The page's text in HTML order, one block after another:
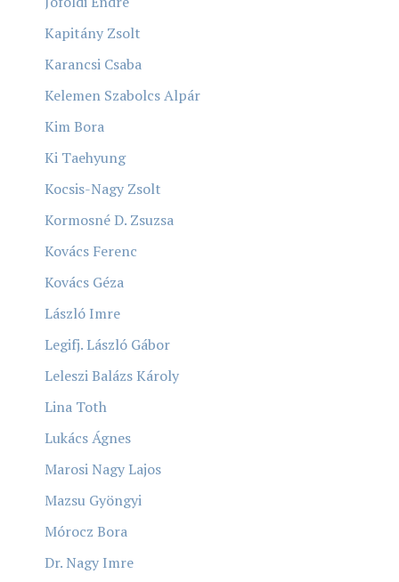
Kapitány Zsolt
Karancsi Csaba
Kelemen Szabolcs Alpár
Kim Bora
Ki Taehyung
Kocsis-Nagy Zsolt
Kormosné D. Zsuzsa
Kovács Ferenc
Kovács Géza
László Imre
Legifj. László Gábor
Leleszi Balázs Károly
Lina Toth
Lukács Ágnes
Marosi Nagy Lajos
Mazsu Gyöngyi
Mórocz Bora
Dr. Nagy Imre